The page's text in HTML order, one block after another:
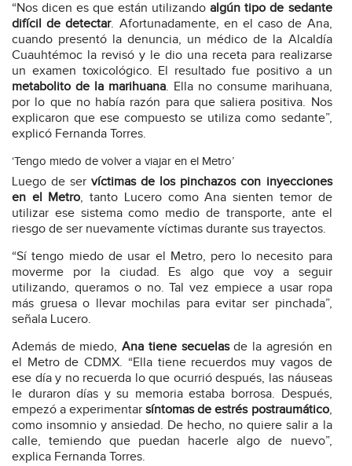
“Nos dicen es que están utilizandoalgún tipo de sedante
difícil de detectar. Afortunadamente, en el caso de Ana,
cuando presentó la denuncia, un médico de la Alcaldía
Cuauhtémoc la revisó y le dio una receta para realizarse
un examen toxicológico. El resultado fue positivo a un
metabolito de la marihuana. Ella no consume marihuana,
por lo que no había razón para que saliera positiva. Nos
explicaron que ese compuesto se utiliza como sedante”,
explicó Fernanda Torres.
‘Tengo miedo de volver a viajar en el Metro’
Luego de servíctimas de los pinchazos con inyecciones
en el Metro, tanto Lucero como Ana sienten temor de
utilizar ese sistema como medio de transporte, ante el
riesgo de ser nuevamente víctimas durante sus trayectos.
“Sí tengo miedo de usar el Metro, pero lo necesito para
moverme por la ciudad. Es algo que voy a seguir
utilizando, queramos o no. Tal vez empiece a usar ropa
más gruesa o llevar mochilas para evitar ser pinchada”,
señala Lucero.
Además de miedo,Ana tiene secuelasde la agresión en
el Metro de CDMX. “Ella tiene recuerdos muy vagos de
ese día y no recuerda lo que ocurrió después, las náuseas
le duraron días y su memoria estaba borrosa. Después,
empezó a experimentarsíntomas de estrés postraumático,
como insomnio y ansiedad. De hecho, no quiere salir a la
calle, temiendo que puedan hacerle algo de nuevo”,
explica Fernanda Torres.